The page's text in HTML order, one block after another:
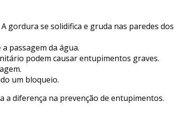
gordura se solidifica e gruda nas paredes dos
passagem da água.
podem causar entupimentos graves.
um bloqueio.
diferença na prevenção de entupimentos.